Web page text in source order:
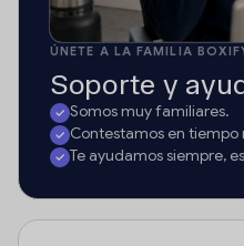
ÚNETE A LA FAMILIA
Soporte y
Somos muy familiares.
Contestamos en tiempo
Te ayudamos siempre,